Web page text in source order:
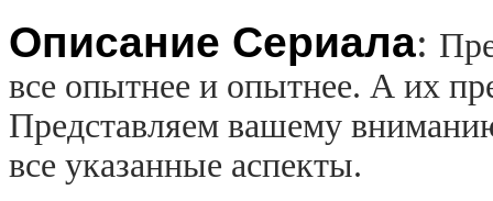
Описание Сериала:
все опытнее и опытнее. А их
Представляем вашему
все указанные аспекты.